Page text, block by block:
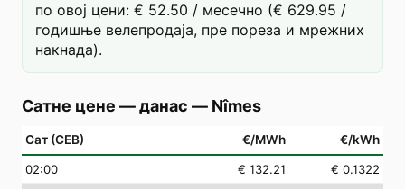
по овој цени: € 52.50 / месечно (€ 629.95 /
годишње велепродаја, пре пореза и мрежних
накнада).
Сатне цене — данас — Nîmes
Сат (СЕВ) €/MWh €/kWh
02:00 € 132.21
€ 0.1322